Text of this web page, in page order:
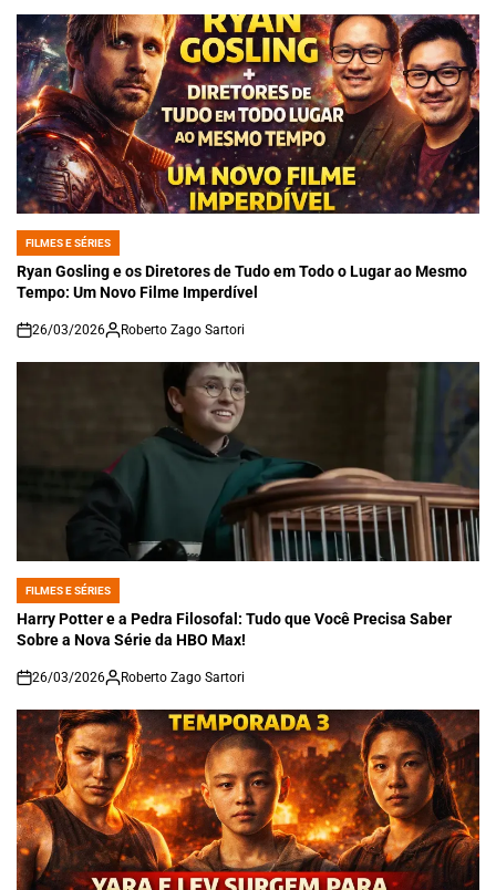
POSTED
IN
FILMES E SÉRIES
Ryan Gosling e os Diretores de Tudo em Todo o Lugar ao Mesmo
Tempo: Um Novo Filme Imperdível
on
26/03/2026 Roberto Zago Sartori
POSTED
IN
FILMES E SÉRIES
Harry Potter e a Pedra Filosofal: Tudo que Você Precisa Saber
Sobre a Nova Série da HBO Max!
on
26/03/2026 Roberto Zago Sartori